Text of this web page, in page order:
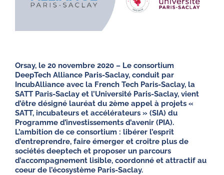
Orsay, le 20 novembre 2020 – Le consortium
DeepTech Alliance Paris-Saclay, conduit par
IncubAlliance avec la French Tech Paris-Saclay, la
SATT Paris-Saclay et l’Université Paris-Saclay, vient
d’être désigné lauréat du 2ème appel à projets «
SATT, incubateurs et accélérateurs » (SIA) du
Programme d’investissements d’avenir (PIA).
L’ambition de ce consortium : libérer l’esprit
d’entreprendre, faire émerger et croitre plus de
sociétés deeptech et proposer un parcours
d’accompagnement lisible, coordonné et attractif au
coeur de l’écosystème Paris-Saclay.